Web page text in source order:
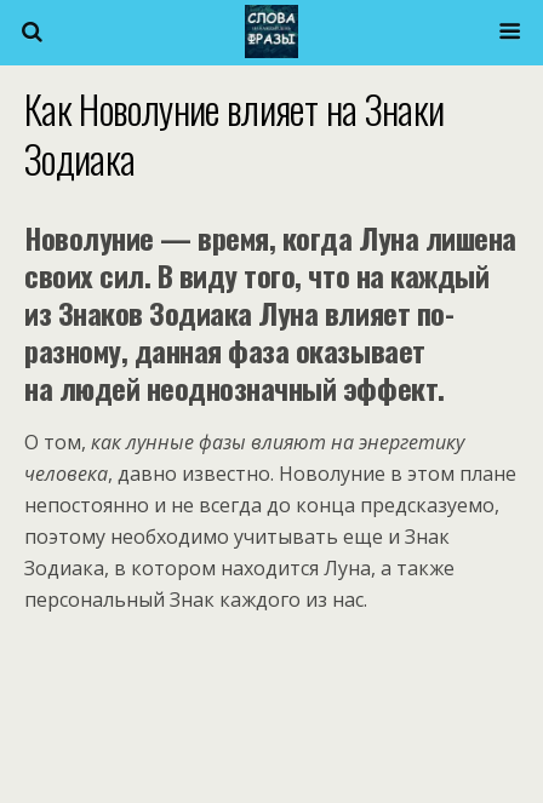
Как Новолуние влияет на Знаки
Зодиака
Новолуние — время, когда Луна лишена
своих сил. В виду того, что на каждый
из Знаков Зодиака Луна влияет по-
разному, данная фаза оказывает
на людей неоднозначный эффект.
О том, как лунные фазы влияют на энергетику
человека, давно известно. Новолуние в этом плане
непостоянно и не всегда до конца предсказуемо,
поэтому необходимо учитывать еще и Знак
Зодиака, в котором находится Луна, а также
персональный Знак каждого из нас.